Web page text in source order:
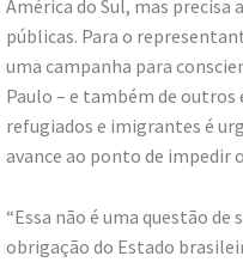
América do Sul, mas
públicas. Para o
uma campanha para
Paulo – e também de outros
refugiados e imigrantes é
avance ao ponto de impedir
“Essa não é uma questão de
obrigação do Estado